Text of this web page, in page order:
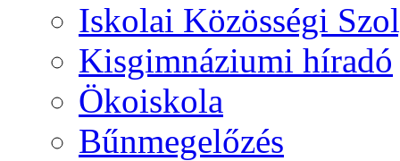
Iskolai Közösségi
Kisgimnáziumi híradó
Ökoiskola
Bűnmegelőzés